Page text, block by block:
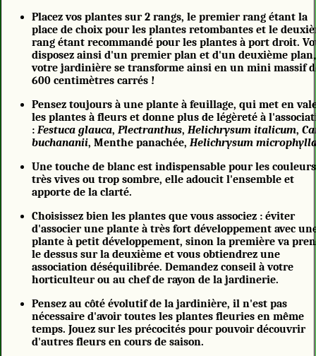
Placez vos plantes sur 2 rangs, le premier rang étant la
place de choix pour les plantes retombantes et le
rang étant recommandé pour les plantes à port droit.
disposez ainsi d'un premier plan et d'un deuxième plan,
votre jardinière se transforme ainsi en un mini massif
600 centimètres carrés !
Pensez toujours à une plante à feuillage, qui met en
les plantes à fleurs et donne plus de légèreté à
:Festuca glauca,Plectranthus,Helichrysum italicum,
buchananii, Menthe panachée,Helichrysum
Une touche de blanc est indispensable pour les couleurs
très vives ou trop sombre, elle adoucit l'ensemble et
apporte de la clarté.
Choisissez bien les plantes que vous associez : éviter
d'associer une plante à très fort développement avec
plante à petit développement, sinon la première va
le dessus sur la deuxième et vous obtiendrez une
association déséquilibrée. Demandez conseil à votre
horticulteur ou au chef de rayon de la jardinerie.
Pensez au côté évolutif de la jardinière, il n'est pas
nécessaire d'avoir toutes les plantes fleuries en même
temps. Jouez sur les précocités pour pouvoir découvrir
d'autres fleurs en cours de saison.